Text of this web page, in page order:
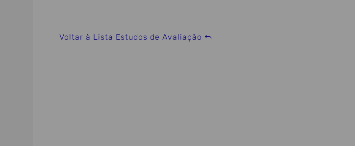
Voltar à Lista Estudos de Avaliação